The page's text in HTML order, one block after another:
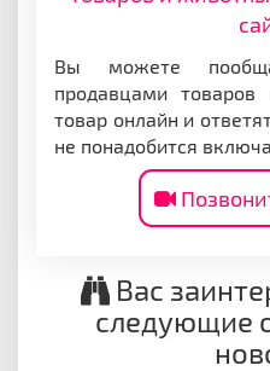
Вы можете
продавцами
товар онлайн и
не понадобится
Вас
следующие